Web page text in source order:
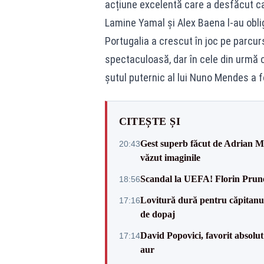
acțiune excelentă care a desfăcut
Lamine Yamal și Alex Baena l-au
Portugalia a crescut în joc pe
spectaculoasă, dar în cele din
șutul puternic al lui Nuno Mendes a
CITEȘTE ȘI
20:43Gest superb făcut de Adrian
văzut imaginile
18:56Scandal la UEFA! Florin
17:16Lovitură dură pentru
de dopaj
17:14David Popovici, favorit
aur